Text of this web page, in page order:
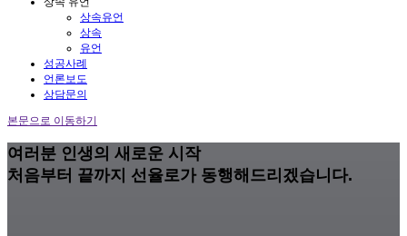
상속유언
상속
유언
성공사례
언론보도
상담문의
본문으로 이동하기
여러분 인생의 새로운 시작
처음부터 끝까지 선율로가 동행해드리겠습니다.